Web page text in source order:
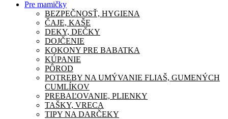
Pre mamičky
BEZPEČNOSŤ, HYGIENA
ČAJE, KAŠE
DEKY, DEČKY
DOJČENIE
KOKONY PRE BABATKA
KÚPANIE
PÔROD
POTREBY NA UMÝVANIE FLIAŠ, GUMENÝCH
CUMLÍKOV
PREBAĽOVANIE, PLIENKY
TAŠKY, VRECA
TIPY NA DARČEKY